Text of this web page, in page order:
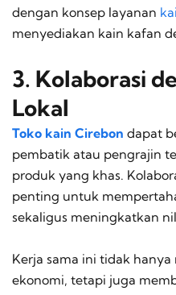
dengan konsep layanan
menyediakan kain kafan
3. Kolaborasi
Lokal
Toko kain Cirebon dapat
pembatik atau pengrajin
produk yang khas.
penting untuk
sekaligus meningkatkan
Kerja sama ini tidak
ekonomi, tetapi juga